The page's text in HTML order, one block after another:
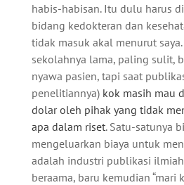
habis-habisan. Itu dulu harus
bidang kedokteran dan
tidak masuk akal menurut
sekolahnya lama, paling sulit,
nyawa pasien, tapi saat
penelitiannya) kok masih mau
dolar oleh pihak yang tidak
apa dalam riset. Satu-satunya
mengeluarkan biaya untuk
adalah industri publikasi
beraama, baru kemudian